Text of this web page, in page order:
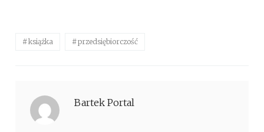
książka przedsiębiorczość
Bartek Portal